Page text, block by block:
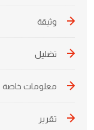
وثيقة
تضليل
معلومات خاصة
تقرير